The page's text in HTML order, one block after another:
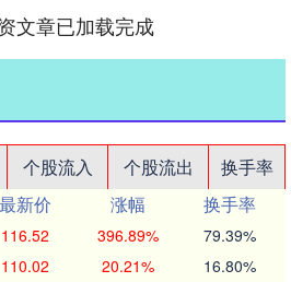
文章已加载完成
个股流入 个股流出
换手率
最新价 涨幅
换手率
116.52 396.89% 79.39%
110.02 20.21% 16.80%